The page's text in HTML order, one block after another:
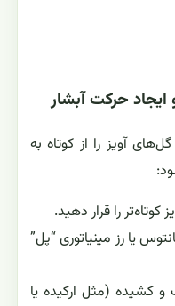
آویز را از کوتاه به
را قرار دهید.
لیسیانتوس یا رز مینیاتوری “پل”
و کشیده (مثل ارکیده یا